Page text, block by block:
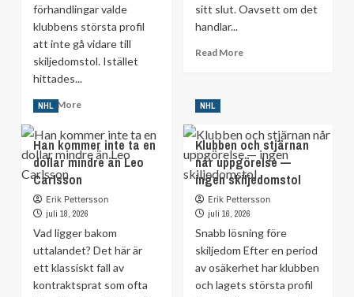
förhandlingar valde
klubbens största profil
att inte gå vidare till
skiljedomstol. Istället
hittades...
Read MoreRead
about
Undviker
skiljedomstol
–
betald
sitt slut. Oavsett om det
handlar...
Read MoreRead
efter
25
år
NHL
Han kommer inte ta en
dollar mindre än Leo
Carlsson
Erik Pettersson
juli 18, 2026
Vad ligger bakom
uttalandet? Det här är
ett klassiskt fall av
kontraktsprat som ofta
NHL
Klubben och stjärnan
når uppgörelse —
ingen skiljedomstol
Erik Pettersson
juli 16, 2026
Snabb lösning före
skiljedom Efter en period
av osäkerhet har klubben
och lagets största profil